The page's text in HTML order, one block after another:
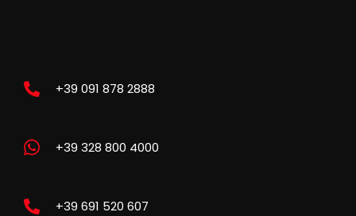
+39 091 878 2888
+39 328 800 4000
+39 691 520 607